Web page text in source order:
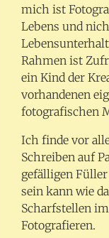
mich ist
Lebens und
Rahmen ist
ein Kind der
vorhandenen
fotografischen
Ich finde vor
Schreiben auf
gefälligen
sein kann wie
Scharfstellen
Fotografieren.